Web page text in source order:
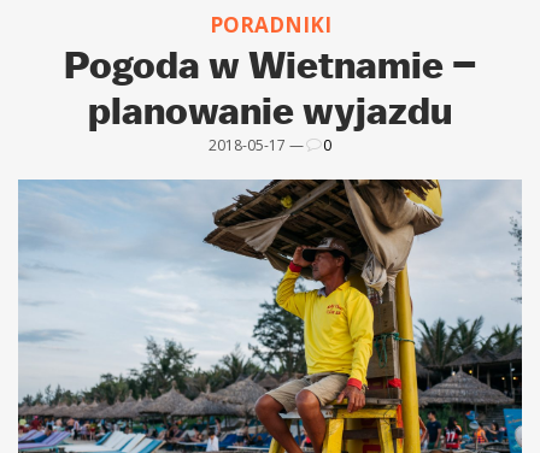
PORADNIKI
Pogoda w Wietnamie –
planowanie wyjazdu
2018-05-17 — 0